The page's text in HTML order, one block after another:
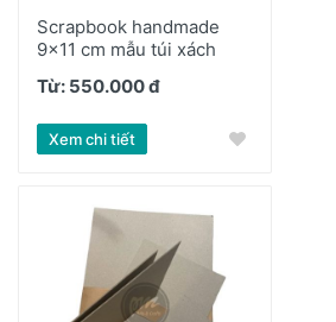
Scrapbook handmade
9x11 cm mẫu túi xách
Từ: 550.000 đ
Xem chi tiết